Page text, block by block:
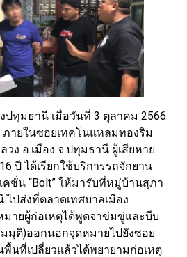
ปทุมธานี เมื่อวันที่ 3 ตุลาคม 2566
ภายในซอยเทคโนแหลมทองริม
ง อ.เมือง จ.ปทุมธานี ผู้เสียหาย
ปี ได้เรียกใช้บริการรถจักยาน
ชั่น “Bolt” ให้มารับที่หมู่บ้านสุภา
ปส่งที่ตลาดเทศบาลเมือง
ายผู้ก่อเหตุได้พูดจาข่มขู่และบีบ
มุติ)ออกนอกจุดหมายไปยังซอย
นที่เปลี่ยวแล้วได้พยายามก่อเหตุ